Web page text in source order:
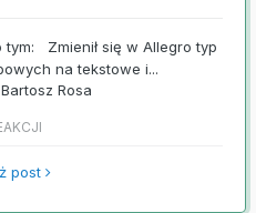
Zmienił się w Allegro typ
na tekstowe i...
Bartosz Rosa
post